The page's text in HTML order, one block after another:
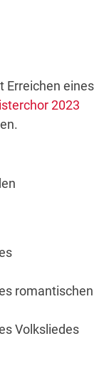
Erreichen eines
2023
romantischen
Volksliedes